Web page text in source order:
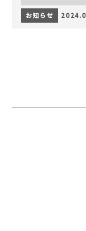
お知らせ